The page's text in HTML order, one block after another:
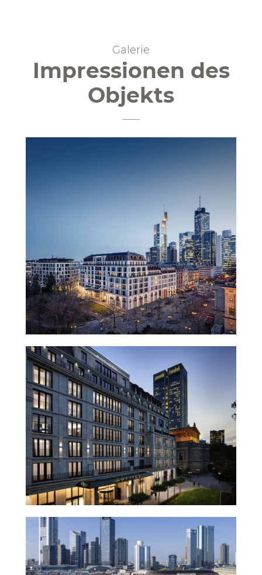
Galerie
Impressionen des
Objekts